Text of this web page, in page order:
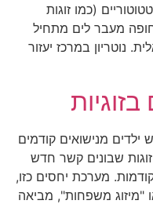
(כמו זוגות
מעבר לים מתחיל
נוטריון במרכז יעזור
ילדים מנישואים קודמים
שבונים קשר חדש
מערכת יחסים כזו,
"מיזוג משפחות", מביאה